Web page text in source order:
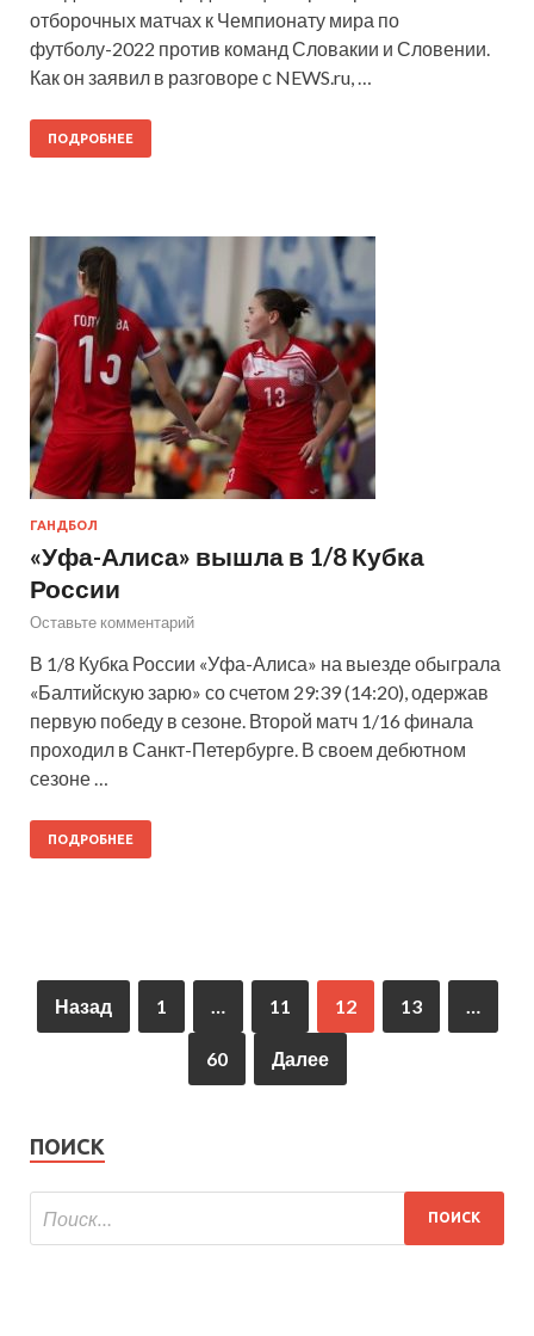
отборочных матчах к Чемпионату мира по
футболу-2022 против команд Словакии и Словении.
Как он заявил в разговоре с NEWS.ru, …
ПОДРОБНЕЕ
ГАНДБОЛ
«Уфа-Алиса» вышла в 1/8 Кубка
России
Оставьте комментарий
В 1/8 Кубка России «Уфа-Алиса» на выезде обыграла
«Балтийскую зарю» со счетом 29:39 (14:20), одержав
первую победу в сезоне. Второй матч 1/16 финала
проходил в Санкт-Петербурге. В своем дебютном
сезоне …
ПОДРОБНЕЕ
Назад 1 11 12 13
60 Далее
ПОИСК